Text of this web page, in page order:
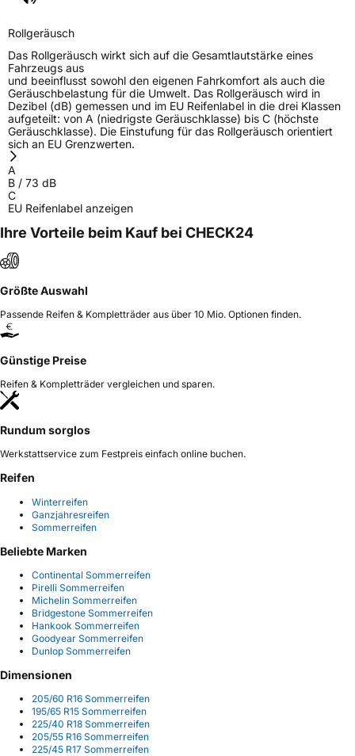
Rollgeräusch
Das Rollgeräusch wirkt sich auf die Gesamtlautstärke eines
Fahrzeugs aus
und beeinflusst sowohl den eigenen Fahrkomfort als auch die
Geräuschbelastung für die Umwelt. Das Rollgeräusch wird in
Dezibel (dB) gemessen und im EU Reifenlabel in die drei Klassen
aufgeteilt: von A (niedrigste Geräuschklasse) bis C (höchste
Geräuschklasse). Die Einstufung für das Rollgeräusch orientiert
sich an EU Grenzwerten.
A
B / 73 dB
C
EU Reifenlabel anzeigen
Ihre Vorteile beim Kauf bei CHECK24
Größte Auswahl
Passende Reifen & Kompletträder aus über 10 Mio. Optionen finden.
Günstige Preise
Reifen & Kompletträder vergleichen und sparen.
Rundum sorglos
Werkstattservice zum Festpreis einfach online buchen.
Reifen
Winterreifen
Ganzjahresreifen
Sommerreifen
Beliebte Marken
Continental Sommerreifen
Pirelli Sommerreifen
Michelin Sommerreifen
Bridgestone Sommerreifen
Hankook Sommerreifen
Goodyear Sommerreifen
Dunlop Sommerreifen
Dimensionen
205/60 R16 Sommerreifen
195/65 R15 Sommerreifen
225/40 R18 Sommerreifen
205/55 R16 Sommerreifen
225/45 R17 Sommerreifen